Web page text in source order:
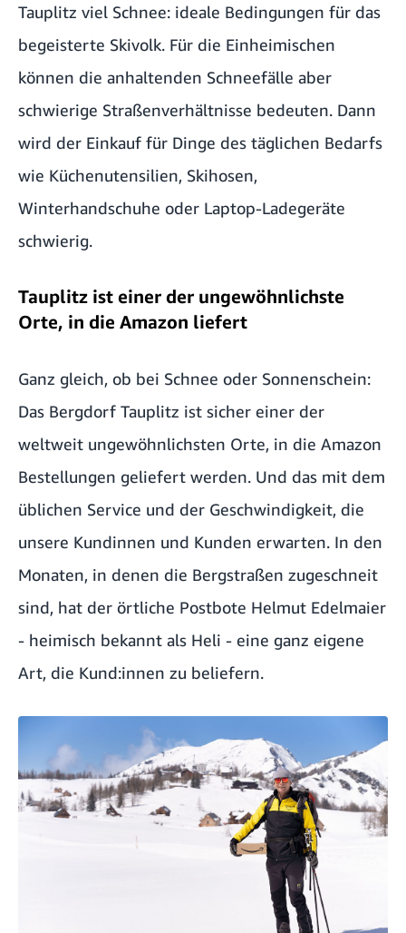
Tauplitz viel Schnee: ideale Bedingungen für das
begeisterte Skivolk. Für die Einheimischen
können die anhaltenden Schneefälle aber
schwierige Straßenverhältnisse bedeuten. Dann
wird der Einkauf für Dinge des täglichen Bedarfs
wie Küchenutensilien, Skihosen,
Winterhandschuhe oder Laptop-Ladegeräte
schwierig.
Tauplitz ist einer der ungewöhnlichste
Orte, in die Amazon liefert
Ganz gleich, ob bei Schnee oder Sonnenschein:
Das Bergdorf Tauplitz ist sicher einer der
weltweit ungewöhnlichsten Orte, in die Amazon
Bestellungen geliefert werden. Und das mit dem
üblichen Service und der Geschwindigkeit, die
unsere Kundinnen und Kunden erwarten. In den
Monaten, in denen die Bergstraßen zugeschneit
sind, hat der örtliche Postbote Helmut Edelmaier
- heimisch bekannt als Heli - eine ganz eigene
Art, die Kund:innen zu beliefern.